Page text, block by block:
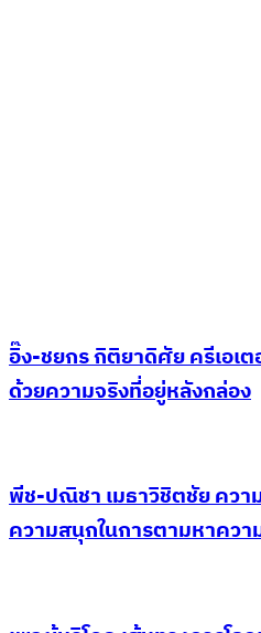
อิ๊ง-ชยกร กิติยาดิศัย ครีเอเ
ด้วยความจริงที่อยู่หลังกล่อง
พีช-ปณิชา เมธาวิชิตชัย ควา
ความสนุกในการตามหาคว